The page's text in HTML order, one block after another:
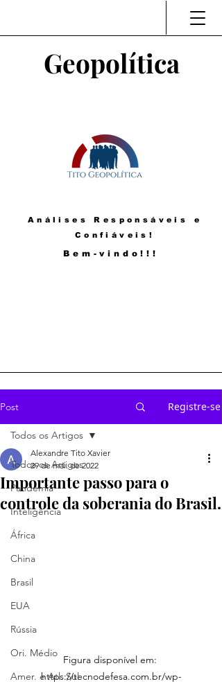
Geopolítica
Análises Responsáveis e
Confiáveis!
Bem-vindo!!!
Post Registre-se
Todos os Artigos
Pandemia
Inteligência
África
China
Brasil
EUA
Rússia
Ori. Médio
Amer. e Atl. Sul
Todos os Artigos
Importante passo para o
controle da soberania do Brasil.
Alexandre Tito Xavier
29 de mai. de 2022
Figura disponível em:
https://tecnodefesa.com.br/wp-